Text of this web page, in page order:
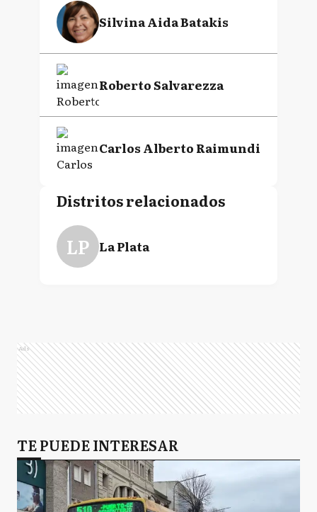
Silvina Aida Batakis
Roberto Salvarezza
Carlos Alberto Raimundi
Distritos relacionados
LP La Plata
Ads
TE PUEDE INTERESAR